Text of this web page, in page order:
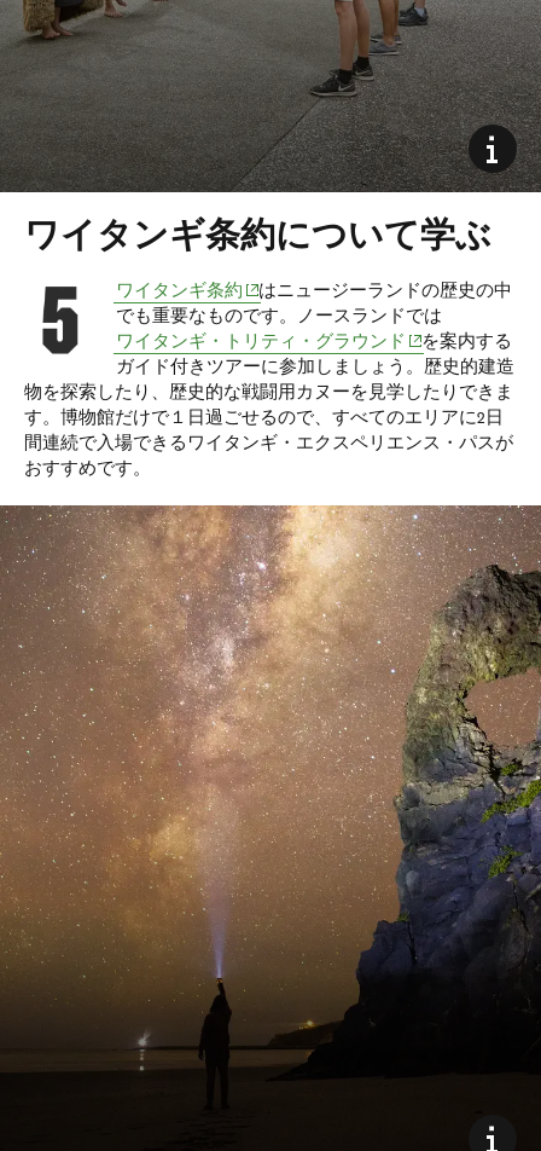
ワイタンギ条約について学ぶ
ワイタンギ条約 (opens in new window)
はニュージーランドの歴史の中
でも重要なものです。ノースランドでは
ワイタンギ・トリティ・グラウンド (opens in new
を案内する
ガイド付きツアーに参加しましょう。歴史的建造
物を探索したり、歴史的な戦闘用カヌーを見学したりできま
す。博物館だけで１日過ごせるので、すべてのエリアに2日
間連続で入場できる ワイタンギ・エクスペリエンス・パスが
おすすめです。